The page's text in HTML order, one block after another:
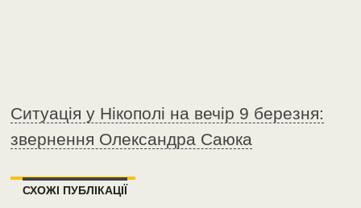
Ситуація у Нікополі на вечір 9 березня:
звернення Олександра Саюка
СХОЖІ ПУБЛІКАЦІЇ